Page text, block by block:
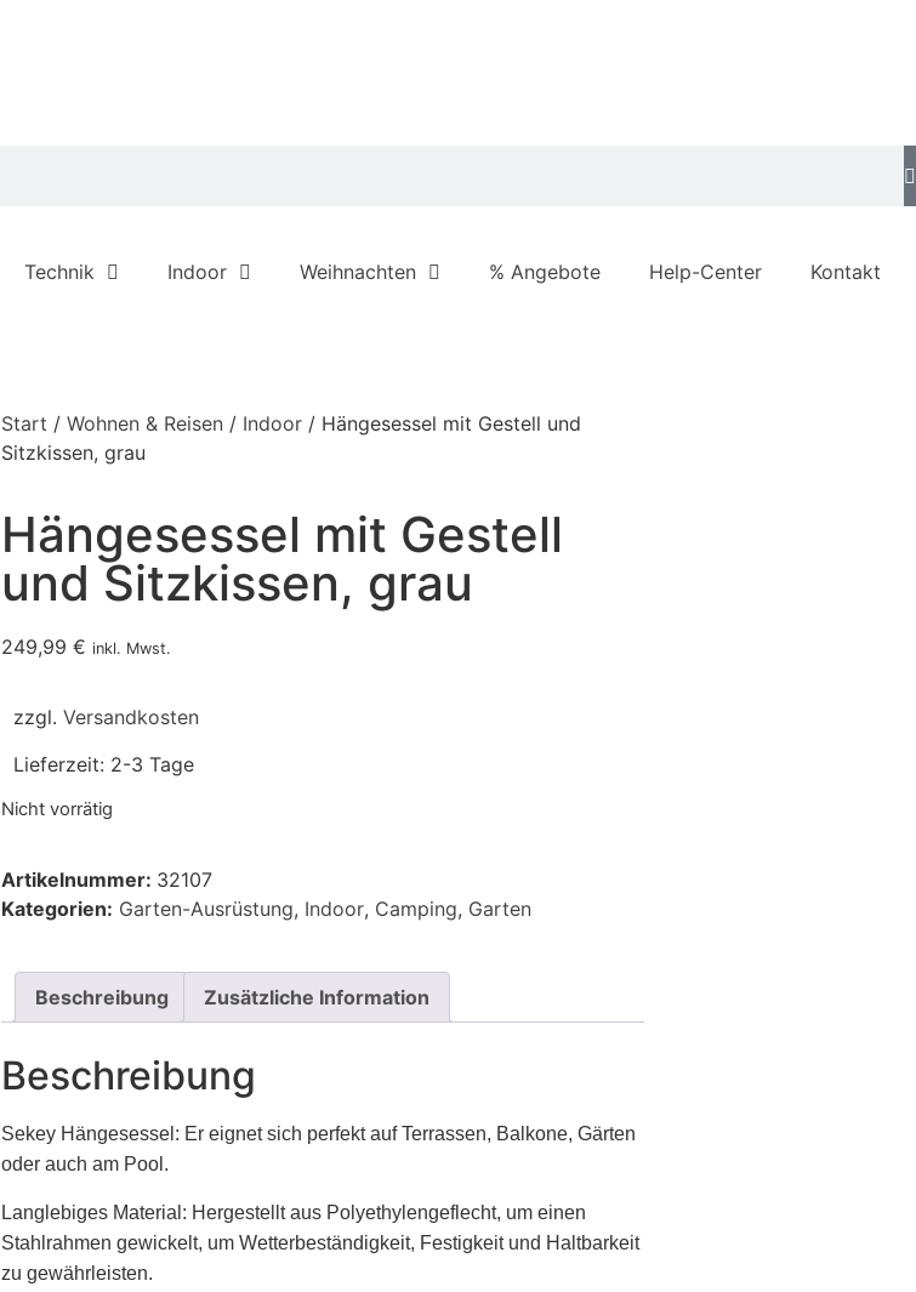
Technik Indoor Weihnachten % Angebote Help-Center Kontakt
Start / Wohnen & Reisen / Indoor / Hängesessel mit Gestell und
Sitzkissen, grau
Hängesessel mit Gestell
und Sitzkissen, grau
249,99 € inkl. Mwst.
zzgl. Versandkosten
Lieferzeit: 2-3 Tage
Nicht vorrätig
Artikelnummer: 32107
Kategorien: Garten-Ausrüstung, Indoor, Camping, Garten
Beschreibung Zusätzliche Information
Beschreibung
Sekey Hängesessel: Er eignet sich perfekt auf Terrassen, Balkone, Gärten
oder auch am Pool.
Langlebiges Material: Hergestellt aus Polyethylengeflecht, um einen
Stahlrahmen gewickelt, um Wetterbeständigkeit, Festigkeit und Haltbarkeit
zu gewährleisten.